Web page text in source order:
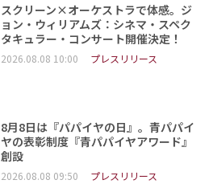
スクリーン×オーケストラで体感。ジ
ョン・ウィリアムズ：シネマ・スペク
タキュラー・コンサート開催決定！
2026.08.08 10:00 プレスリリース
8月8日は『パパイヤの日』。青パパイ
ヤの表彰制度『青パパイヤアワード』
創設
2026.08.08 09:50 プレスリリース